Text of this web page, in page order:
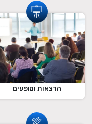
הרצאות ומופעים